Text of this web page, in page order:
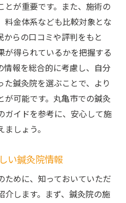
とが重要です。また、施術の
料金体系なども比較対象とな
らの口コミや評判をもと
が得られているかを把握する
情報を総合的に考慮し、自分
鍼灸院を選ぶことで、より
可能です。丸亀市での鍼灸
ガイドを参考に、安心して施
しょう。
い鍼灸院情報
めに、知っておいていただ
介します。まず、鍼灸院の施